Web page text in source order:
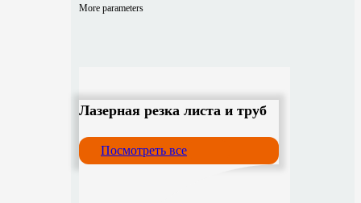
More parameters
Лазерная резка листа и труб
Посмотреть все